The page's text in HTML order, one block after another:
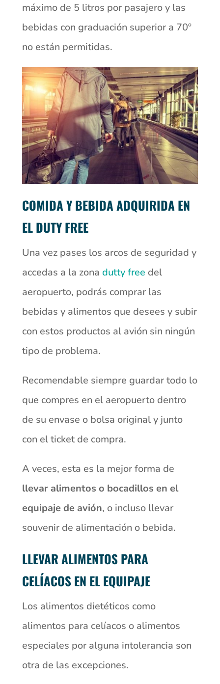
máximo de 5 litros por pasajero y las
bebidas con graduación superior a 70º
no están permitidas.
COMIDA Y BEBIDA ADQUIRIDA EN
EL DUTY FREE
Una vez pases los arcos de seguridad y
accedas a la zona dutty free del
aeropuerto, podrás comprar las
bebidas y alimentos que desees y subir
con estos productos al avión sin ningún
tipo de problema.
Recomendable siempre guardar todo lo
que compres en el aeropuerto dentro
de su envase o bolsa original y junto
con el ticket de compra.
A veces, esta es la mejor forma de
llevar alimentos o bocadillos en el
equipaje de avión, o incluso llevar
souvenir de alimentación o bebida.
LLEVAR ALIMENTOS PARA
CELÍACOS EN EL EQUIPAJE
Los alimentos dietéticos como
alimentos para celíacos o alimentos
especiales por alguna intolerancia son
otra de las excepciones.